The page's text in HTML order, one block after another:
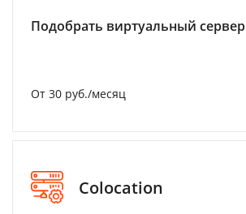
Подобрать виртуальный сервер
От 30 руб./месяц
Colocation